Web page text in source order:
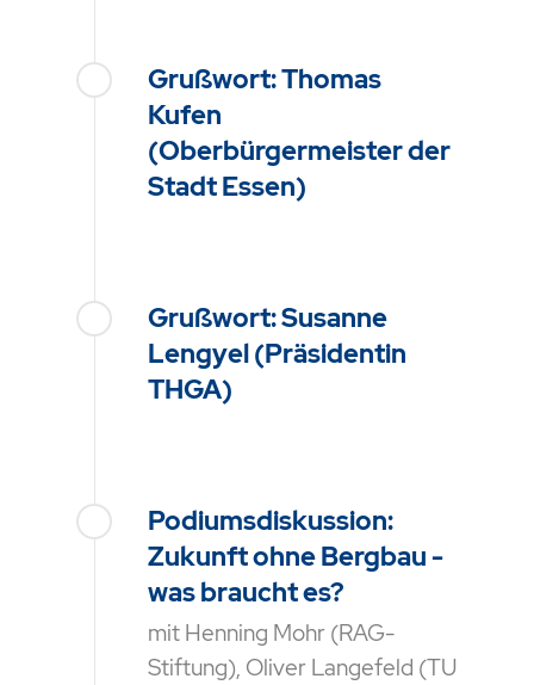
Grußwort: Thomas
Kufen
(Oberbürgermeister der
Stadt Essen)
Grußwort: Susanne
Lengyel (Präsidentin
THGA)
Podiumsdiskussion:
Zukunft ohne Bergbau -
was braucht es?
mit Henning Mohr (RAG-
Stiftung), Oliver Langefeld (TU